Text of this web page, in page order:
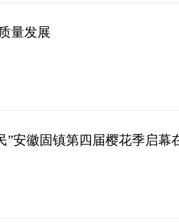
量发展
”安徽固镇第四届樱花季启幕